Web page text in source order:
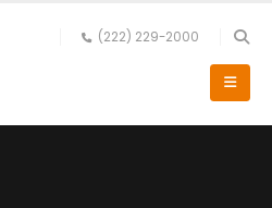
(222) 229-2000